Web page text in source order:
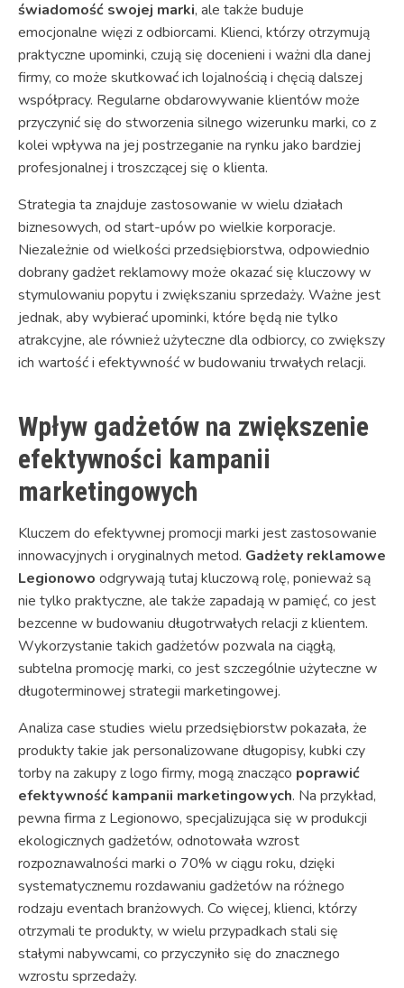
świadomość swojej marki, ale także buduje
emocjonalne więzi z odbiorcami. Klienci, którzy otrzymują
praktyczne upominki, czują się docenieni i ważni dla danej
firmy, co może skutkować ich lojalnością i chęcią dalszej
współpracy. Regularne obdarowywanie klientów może
przyczynić się do stworzenia silnego wizerunku marki, co z
kolei wpływa na jej postrzeganie na rynku jako bardziej
profesjonalnej i troszczącej się o klienta.
Strategia ta znajduje zastosowanie w wielu działach
biznesowych, od start-upów po wielkie korporacje.
Niezależnie od wielkości przedsiębiorstwa, odpowiednio
dobrany gadżet reklamowy może okazać się kluczowy w
stymulowaniu popytu i zwiększaniu sprzedaży. Ważne jest
jednak, aby wybierać upominki, które będą nie tylko
atrakcyjne, ale również użyteczne dla odbiorcy, co zwiększy
ich wartość i efektywność w budowaniu trwałych relacji.
Wpływ gadżetów na zwiększenie
efektywności kampanii
marketingowych
Kluczem do efektywnej promocji marki jest zastosowanie
innowacyjnych i oryginalnych metod. Gadżety reklamowe
Legionowo odgrywają tutaj kluczową rolę, ponieważ są
nie tylko praktyczne, ale także zapadają w pamięć, co jest
bezcenne w budowaniu długotrwałych relacji z klientem.
Wykorzystanie takich gadżetów pozwala na ciągłą,
subtelna promocję marki, co jest szczególnie użyteczne w
długoterminowej strategii marketingowej.
Analiza case studies wielu przedsiębiorstw pokazała, że
produkty takie jak personalizowane długopisy, kubki czy
torby na zakupy z logo firmy, mogą znacząco poprawić
efektywność kampanii marketingowych. Na przykład,
pewna firma z Legionowo, specjalizująca się w produkcji
ekologicznych gadżetów, odnotowała wzrost
rozpoznawalności marki o 70% w ciągu roku, dzięki
systematycznemu rozdawaniu gadżetów na różnego
rodzaju eventach branżowych. Co więcej, klienci, którzy
otrzymali te produkty, w wielu przypadkach stali się
stałymi nabywcami, co przyczyniło się do znacznego
wzrostu sprzedaży.